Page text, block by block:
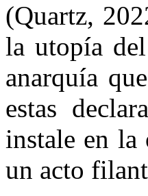
(Quartz,
la utopía
anarquía
estas
instale en la
un acto